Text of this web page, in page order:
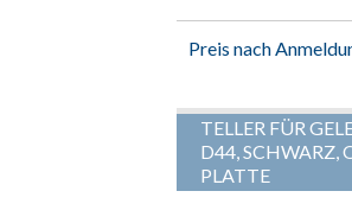
Preis nach
TELLER FÜR
D44, SCHWARZ,
PLATTE